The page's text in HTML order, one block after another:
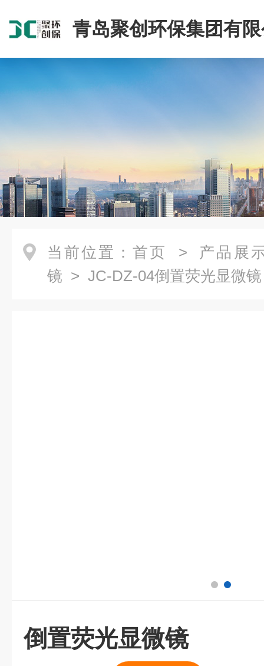
青岛聚创环保集团有
当前位置： 首页 > 产品展
镜 > JC-DZ-04倒置荧光显微镜
倒置荧光显微镜